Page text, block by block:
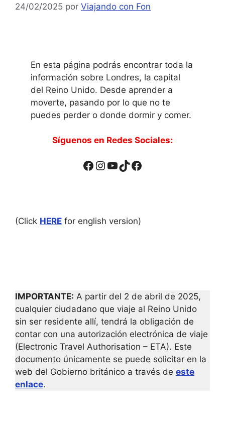
24/02/2025 por Viajando con Fon
En esta página podrás encontrar toda la
información sobre Londres, la capital
del Reino Unido. Desde aprender a
moverte, pasando por lo que no te
puedes perder o donde dormir y comer.
Síguenos en Redes Sociales:
Facebook Instagram YouTube TikTok Facebook
(Click HERE for english version)
IMPORTANTE: A partir del 2 de abril de 2025,
cualquier ciudadano que viaje al Reino Unido
sin ser residente allí, tendrá la obligación de
contar con una autorización electrónica de viaje
(Electronic Travel Authorisation – ETA). Este
documento únicamente se puede solicitar en la
web del Gobierno británico a través de este
enlace.